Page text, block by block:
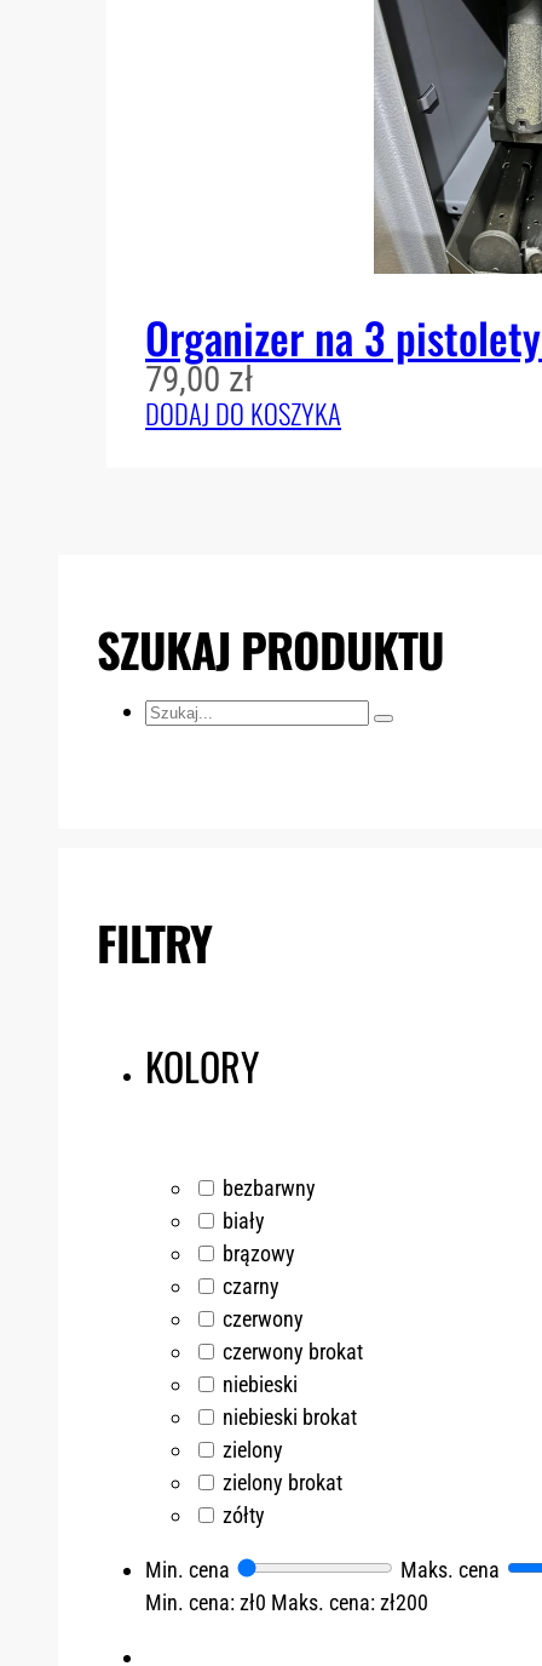
Organizer na 3
79,00 zł
DODAJ DO KOSZYKA
SZUKAJ PRODUKTU
Szukaj...
FILTRY
KOLORY
bezbarwny
biały
brązowy
czarny
czerwony
czerwony brokat
niebieski
niebieski brokat
zielony
zielony brokat
zółty
Min. cena
Maks. cena
Min. cena: zł0 Maks. cena: zł200